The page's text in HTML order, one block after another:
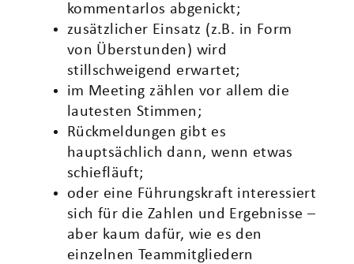
kommentarlos abgenickt;
zusätzlicher Einsatz (z.B. in Form
von Überstunden) wird
stillschweigend erwartet;
im Meeting zählen vor allem die
lautesten Stimmen;
Rückmeldungen gibt es
hauptsächlich dann, wenn etwas
schiefläuft;
oder eine Führungskraft interessiert
sich für die Zahlen und Ergebnisse –
aber kaum dafür, wie es den
einzelnen Teammitgliedern